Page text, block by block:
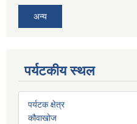
अन्य
पर्यटकीय स्थल
पर्यटक क्षेत्र
कौवाखोज